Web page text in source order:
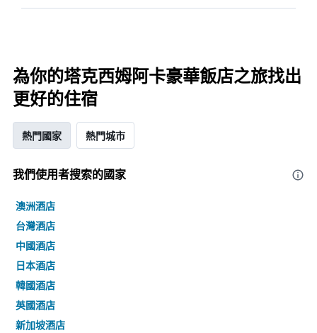
為你的塔克西姆阿卡豪華飯店之旅找出
更好的住宿
熱門國家 熱門城市
我們使用者搜索的國家
澳洲酒店
台灣酒店
中國酒店
日本酒店
韓國酒店
英國酒店
新加坡酒店